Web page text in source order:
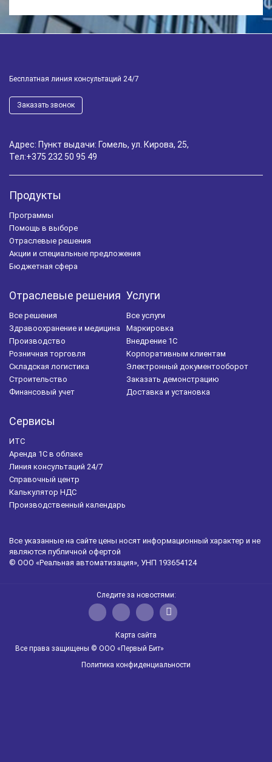
Бесплатная линия консультаций 24/7
Заказать звонок
Адрес: Пункт выдачи: Гомель, ул. Кирова, 25,
Тел:+375 232 50 95 49
Продукты
Программы
Помощь в выборе
Отраслевые решения
Акции и специальные предложения
Бюджетная сфера
Отраслевые решения
Все решения
Здравоохранение и медицина
Производство
Розничная торговля
Складская логистика
Строительство
Финансовый учет
Услуги
Все услуги
Маркировка
Внедрение 1С
Корпоративным клиентам
Электронный документооборот
Заказать демонстрацию
Доставка и установка
Сервисы
ИТС
Аренда 1С в облаке
Линия консультаций 24/7
Справочный центр
Калькулятор НДС
Производственный календарь
Все указанные на сайте цены носят информационный характер и не
являются публичной офертой
© ООО «Реальная автоматизация», УНП 193654124
Следите за новостями:
Карта сайта
Все права защищены © ООО «Первый Бит»
Политика конфиденциальности